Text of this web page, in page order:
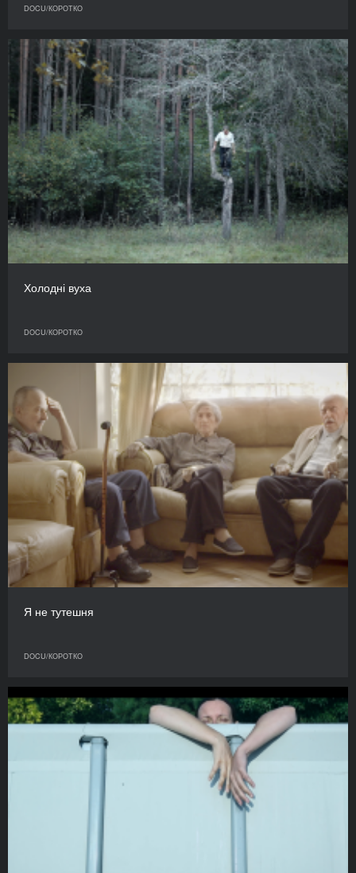
DOCU/КОРОТКО
Холодні вуха
DOCU/КОРОТКО
Я не тутешня
DOCU/КОРОТКО